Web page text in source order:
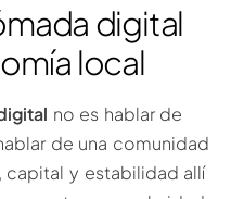
digital
local
no es hablar de
de una comunidad
y estabilidad allí